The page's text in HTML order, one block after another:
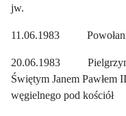
jw.
11.06.1983
20.06.1983
Świętym Janem Pawłem
węgielnego pod kościół